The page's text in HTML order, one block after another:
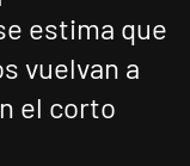
estima que
vuelvan a
el corto